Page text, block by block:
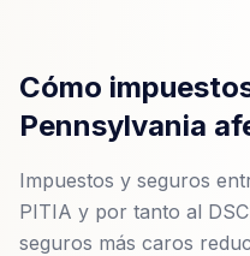
Cómo
Pennsylvania
Impuestos y seguros
PITIA y por tanto al
seguros más caros